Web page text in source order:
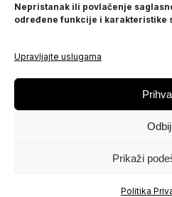
Nepristanak ili povlačenje
određene funkcije i karakteristike
Upravljajte uslugama
Odbij
Prikaži
Politika
POMOĆ
Politika privatnosti
PRATITE NAS
Instagram